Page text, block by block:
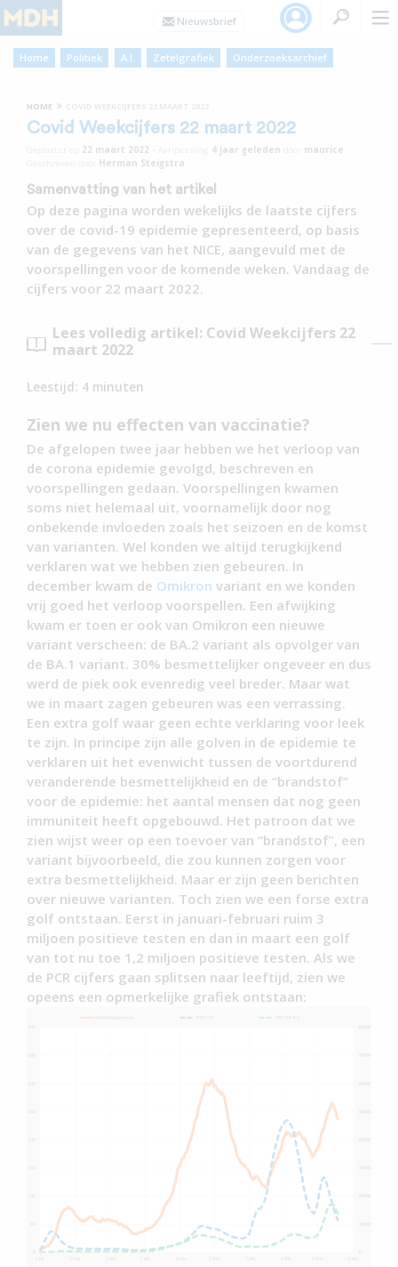
Home Politiek A.I. Zetelgrafiek Onderzoeksarchief
HOME »
Covid Weekcijfers 22 maart 2022
22 maart 2022 4 jaar geleden
maurice
Herman Steigstra
Samenvatting van het artikel
Op deze pagina worden wekelijks de laatste cijfers
over de covid-19 epidemie gepresenteerd, op basis
van de gegevens van het NICE, aangevuld met de
voorspellingen voor de komende weken. Vandaag de
cijfers voor 22 maart 2022.
Lees volledig artikel: Covid Weekcijfers 22
maart 2022
Leestijd: 4 minuten
Zien we nu effecten van vaccinatie?
De afgelopen twee jaar hebben we het verloop van
de corona epidemie gevolgd, beschreven en
voorspellingen gedaan. Voorspellingen kwamen
soms niet helemaal uit, voornamelijk door nog
onbekende invloeden zoals het seizoen en de komst
van varianten. Wel konden we altijd terugkijkend
verklaren wat we hebben zien gebeuren. In
december kwam de Omikron variant en we konden
vrij goed het verloop voorspellen. Een afwijking
kwam er toen er ook van Omikron een nieuwe
variant verscheen: de BA.2 variant als opvolger van
de BA.1 variant. 30% besmettelijker ongeveer en dus
werd de piek ook evenredig veel breder. Maar wat
we in maart zagen gebeuren was een verrassing.
Een extra golf waar geen echte verklaring voor leek
te zijn. In principe zijn alle golven in de epidemie te
verklaren uit het evenwicht tussen de voortdurend
veranderende besmettelijkheid en de “brandstof”
voor de epidemie: het aantal mensen dat nog geen
immuniteit heeft opgebouwd. Het patroon dat we
zien wijst weer op een toevoer van “brandstof”, een
variant bijvoorbeeld, die zou kunnen zorgen voor
extra besmettelijkheid. Maar er zijn geen berichten
over nieuwe varianten. Toch zien we een forse extra
golf ontstaan. Eerst in januari-februari ruim 3
miljoen positieve testen en dan in maart een golf
van tot nu toe 1,2 miljoen positieve testen. Als we
de PCR cijfers gaan splitsen naar leeftijd, zien we
opeens een opmerkelijke grafiek ontstaan: